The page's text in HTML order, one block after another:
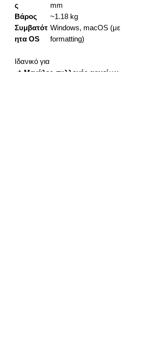
ς
mm
Βάρος
~1.18 kg
Συμβατότ
ητα OS
Windows, macOS (με
formatting)
Ιδανικό για
📌 Μεγάλες συλλογές αρχείων